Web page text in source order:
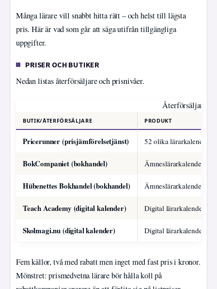
Många lärare vill snabbt hitta rätt – och helst till lägsta
pris. Här är vad som går att säga utifrån tillgängliga
uppgifter.
PRISER OCH BUTIKER
Nedan listas återförsäljare och prisnivåer.
Återförsäljare
BUTIK/ÅTERFÖRSÄLJARE PRODUKT
Pricerunner (prisjämförelsetjänst) 52 olika lärarkalendrar
BokCompaniet (bokhandel) Ämneslärarkalendern
Hübenettes Bokhandel (bokhandel) Ämneslärarkalendern
Teach Academy (digital kalender) Digital lärarkalender
Skolmagi.nu (digital kalender) Digital lärarkalender
Fem källor, två med rabatt men inget med fast pris i kronor.
Mönstret: prismedvetna lärare bör hålla koll på